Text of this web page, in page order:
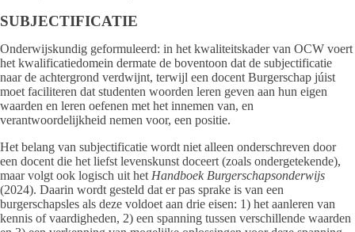
SUBJECTIFICATIE
Onderwijskundig geformuleerd: in het kwaliteitskader van OCW voert
het kwalificatiedomein dermate de boventoon dat de subjectificatie
naar de achtergrond verdwijnt, terwijl een docent Burgerschap júist
moet faciliteren dat studenten woorden leren geven aan hun eigen
waarden en leren oefenen met het innemen van, en
verantwoordelijkheid nemen voor, een positie.
Het belang van subjectificatie wordt niet alleen onderschreven door
een docent die het liefst levenskunst doceert (zoals ondergetekende),
maar volgt ook logisch uit het Handboek Burgerschapsonderwijs
(2024). Daarin wordt gesteld dat er pas sprake is van een
burgerschapsles als deze voldoet aan drie eisen: 1) het aanleren van
kennis of vaardigheden, 2) een spanning tussen verschillende waarden